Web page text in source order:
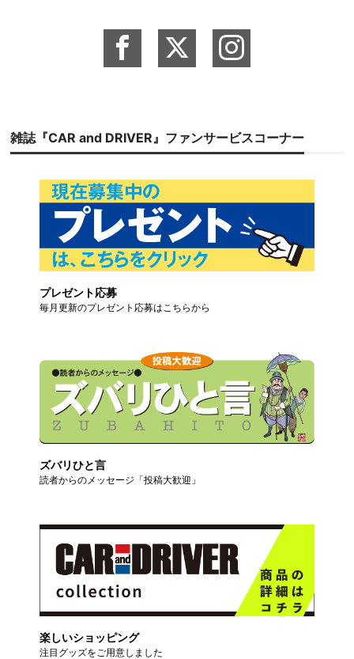
雑誌『CAR and DRIVER』ファンサービスコーナー
プレゼント応募
毎月更新のプレゼント応募はこちらから
ズバリひと言
読者からのメッセージ「投稿大歓迎」
楽しいショッピング
注目グッズをご用意しました